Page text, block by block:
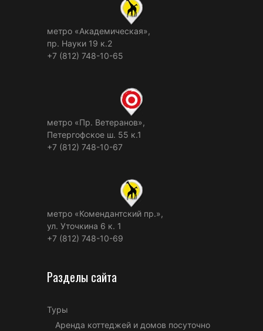
метро «Академическая»,
пр. Науки 19 к.2
+7 (812) 748-10-65
метро «Пр. Ветеранов»,
Петергофское ш. 55 к.1
+7 (812) 748-10-67
метро «Комендантский пр.»,
ул. Уточкина 6 к. 1
+7 (812) 748-10-69
Разделы сайта
Туры
Аренда коттеджей и домов посуточно